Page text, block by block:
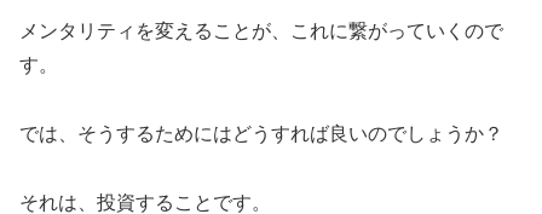
メンタリティを変えることが、これに繋がっていくので
す。
では、そうするためにはどうすれば良いのでしょうか？
それは、投資することです。